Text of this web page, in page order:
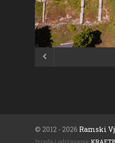
ČESTITKA RAMSKOG
USKRS 2023. GODINE

© 2012 - 2026 Ramski